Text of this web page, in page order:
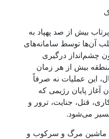
بیش از صد پهپاد به
آن‌ها توسط سامانه‌های
چشم‌انداز درگیری
بیش از هر زمان
این عملیات نه صرفاً
آغاز پایان رژیمی که
قتل، جنایت، ترور و
می‌شود.
مرگ و سرکوب و